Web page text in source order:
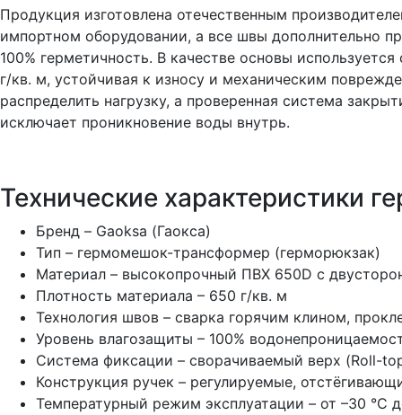
Продукция изготовлена отечественным
импортном оборудовании, а все швы дополнительно
100% герметичность. В качестве основы
г/кв. м, устойчивая к износу и механическим
распределить нагрузку, а проверенная система
исключает проникновение воды внутрь.
Технические характеристики
Бренд – Gaoksa (Гаокса)
Тип – гермомешок-трансформер (герморюкзак)
Материал – высокопрочный ПВХ 650D с
Плотность материала – 650 г/кв. м
Технология швов – сварка горячим клином,
Уровень влагозащиты – 100%
Система фиксации – сворачиваемый верх (Roll-
Конструкция ручек – регулируемые,
Температурный режим эксплуатации – от –30 °C